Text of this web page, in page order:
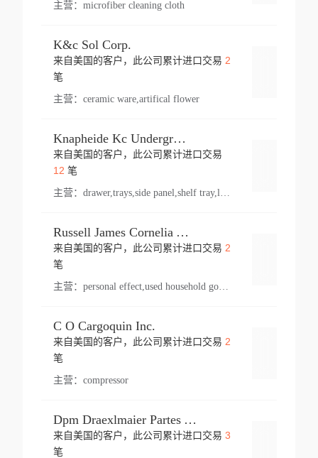
主营： microfiber cleaning cloth
K&c Sol Corp.
来自美国的客户，此公司累计进口交易 2
笔
主营： ceramic ware,artifical flower
Knapheide Kc Underground
来自美国的客户，此公司累计进口交易
12 笔
主营：
Russell James Cornelia Arlington Va
来自美国的客户，此公司累计进口交易 2
笔
主营： personal effect,used household goods
C O Cargoquin Inc.
来自美国的客户，此公司累计进口交易 2
笔
主营： compressor
Dpm Draexlmaier Partes Automotrices Corr Ind Huejotzingo
来自美国的客户，此公司累计进口交易 3
笔